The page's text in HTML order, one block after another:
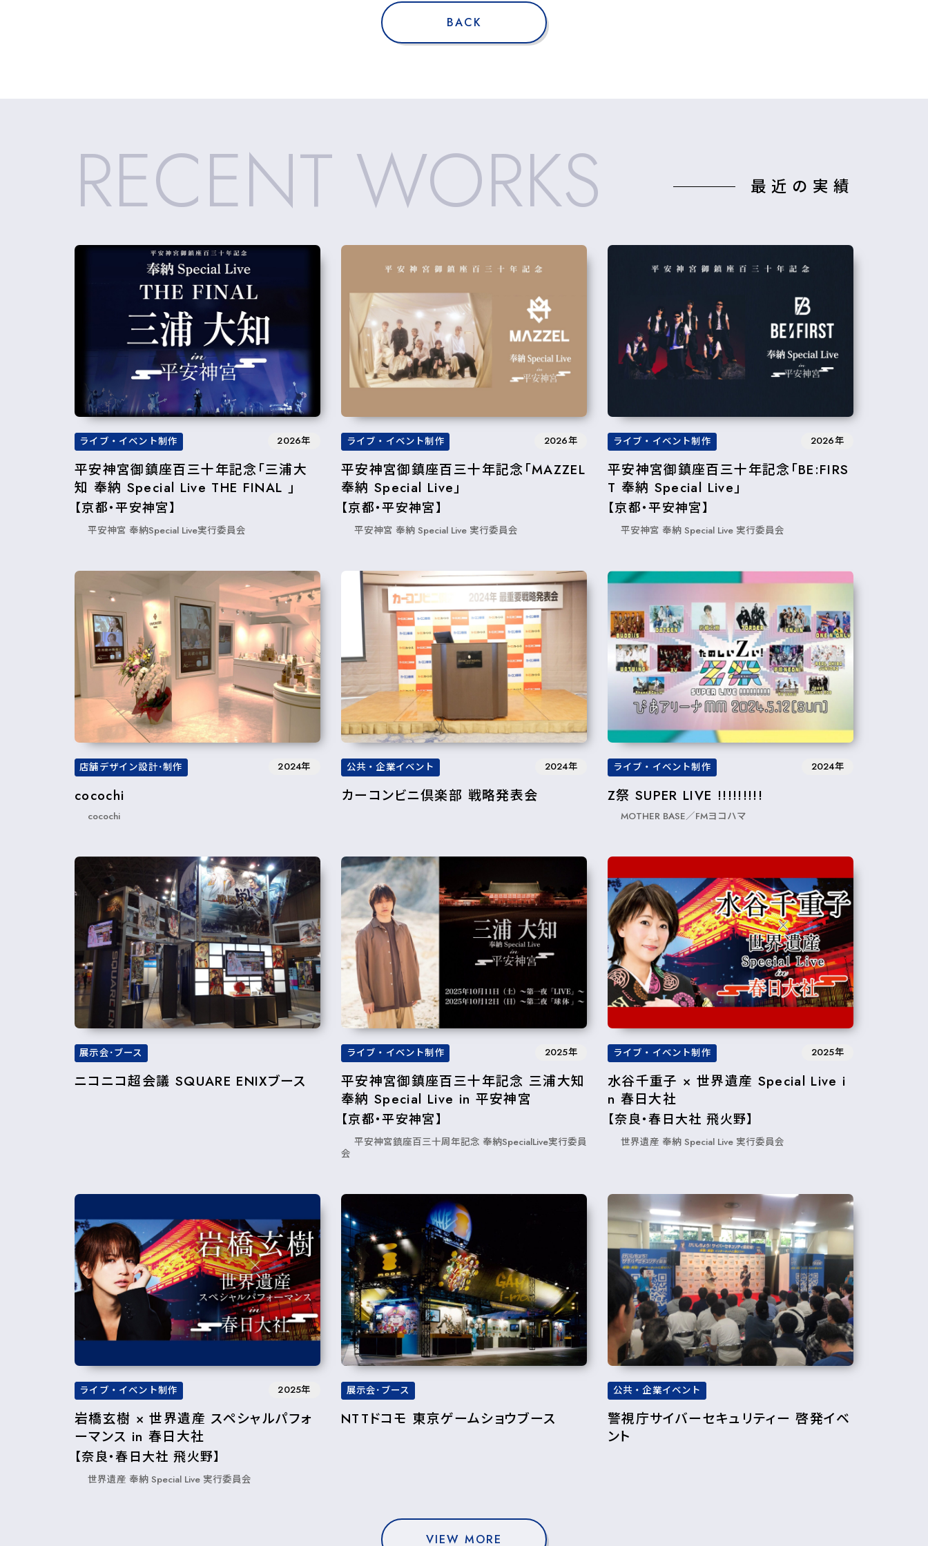
BACK
RECENT WORKS 最近の実績
ライブ・イベント制作 2026年
平安神宮御鎮座百三十年記念「三浦大
知 奉納 Special Live THE FINAL 」
【京都・平安神宮】
平安神宮 奉納Special Live実行委員会
ライブ・イベント制作 2026年
平安神宮御鎮座百三十年記念「MAZZEL
奉納 Special Live」
【京都・平安神宮】
平安神宮 奉納 Special Live 実行委員会
ライブ・イベント制作 2026年
平安神宮御鎮座百三十年記念「BE:FIRS
T 奉納 Special Live」
【京都・平安神宮】
平安神宮 奉納 Special Live 実行委員会
店舗デザイン設計･制作 2024年
cocochi
cocochi
公共・企業イベント 2024年
カーコンビニ倶楽部 戦略発表会
ライブ・イベント制作 2024年
Z祭 SUPER LIVE !!!!!!!!!
MOTHER BASE／FMヨコハマ
展示会･ブース
ニコニコ超会議 SQUARE ENIXブース
ライブ・イベント制作 2025年
平安神宮御鎮座百三十年記念 三浦大知
奉納 Special Live in 平安神宮
【京都・平安神宮】
平安神宮鎮座百三十周年記念 奉納SpecialLive実行委員
会
ライブ・イベント制作 2025年
水谷千重子 × 世界遺産 Special Live i
n 春日大社
【奈良・春日大社 飛火野】
世界遺産 奉納 Special Live 実⾏委員会
ライブ・イベント制作 2025年
岩橋玄樹 × 世界遺産 スペシャルパフォ
ーマンス in 春日大社
【奈良・春日大社 飛火野】
世界遺産 奉納 Special Live 実⾏委員会
展示会･ブース
NTTドコモ 東京ゲームショウブース
公共・企業イベント
警視庁サイバーセキュリティー 啓発イベ
ント
VIEW MORE